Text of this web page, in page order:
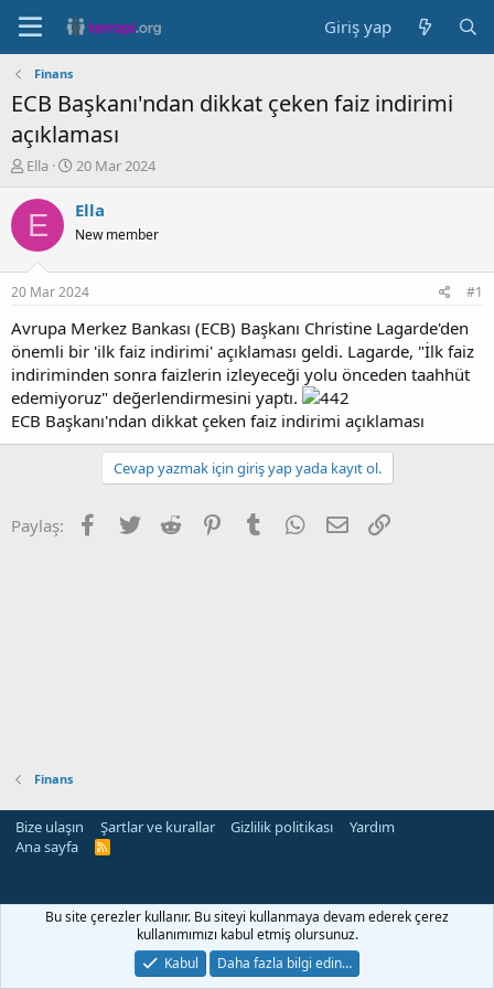
Giriş yap
Finans
ECB Başkanı'ndan dikkat çeken faiz indirimi
açıklaması
K
n
b
u
u
b
a
l
a
t
a
n
Ella
B
ş
a
g
ı
ç
t
a
r
i
h
i
20 Mar 2024
E Ella
New member
20 Mar 2024 #1
Avrupa Merkez Bankası (ECB) Başkanı Christine Lagarde'den
önemli bir 'ilk faiz indirimi' açıklaması geldi. Lagarde, "İlk faiz
indiriminden sonra faizlerin izleyeceği yolu önceden taahhüt
edemiyoruz" değerlendirmesini yaptı.
ECB Başkanı'ndan dikkat çeken faiz indirimi açıklaması
Cevap yazmak için giriş yap yada kayıt ol.
Paylaş: Facebook
Twitter Reddit PinterestTumblr WhatsApp
E-posta
Finans
Bize ulaşın Şartlar ve kurallar Gizlilik politikası
Yardım
Ana sayfa
R
Bu site çerezler kullanır. Bu siteyi kullanmaya devam ederek çerez
kullanımımızı kabul etmiş olursunuz.
Kabul
Daha fazla bilgi edin…